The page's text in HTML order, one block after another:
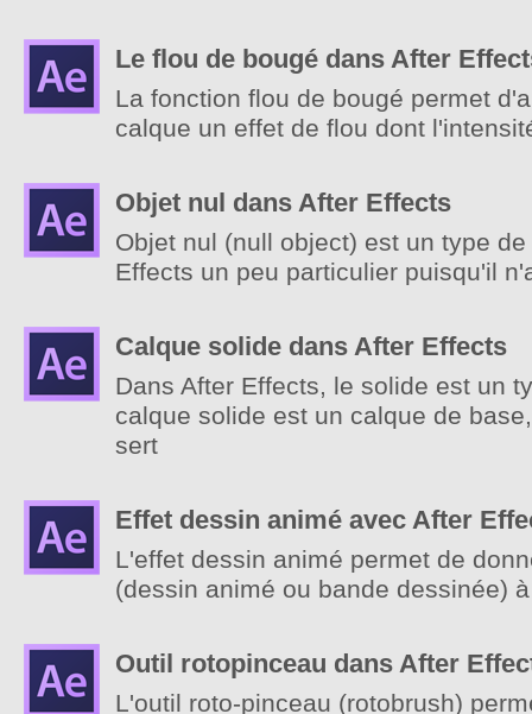
Le flou de bougé dans After
La fonction flou de bougé permet
calque un effet de flou dont
Objet nul dans After Effects
Objet nul (null object) est un type
Effects un peu particulier puisqu'il
Calque solide dans After Effects
Dans After Effects, le solide est un
calque solide est un calque de
sert
Effet dessin animé avec After
L'effet dessin animé permet de
(dessin animé ou bande dessinée)
Outil rotopinceau dans After
L'outil roto-pinceau (rotobrush)